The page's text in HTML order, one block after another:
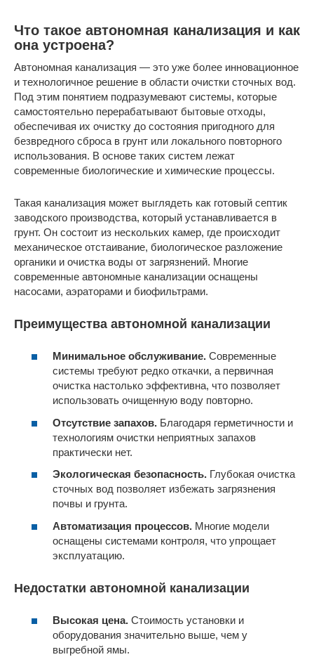
Что такое автономная канализация и как
она устроена?
Автономная канализация — это уже более инновационное
и технологичное решение в области очистки сточных вод.
Под этим понятием подразумевают системы, которые
самостоятельно перерабатывают бытовые отходы,
обеспечивая их очистку до состояния пригодного для
безвредного сброса в грунт или локального повторного
использования. В основе таких систем лежат
современные биологические и химические процессы.
Такая канализация может выглядеть как готовый септик
заводского производства, который устанавливается в
грунт. Он состоит из нескольких камер, где происходит
механическое отстаивание, биологическое разложение
органики и очистка воды от загрязнений. Многие
современные автономные канализации оснащены
насосами, аэраторами и биофильтрами.
Преимущества автономной канализации
Минимальное обслуживание. Современные
системы требуют редко откачки, а первичная
очистка настолько эффективна, что позволяет
использовать очищенную воду повторно.
Отсутствие запахов. Благодаря герметичности и
технологиям очистки неприятных запахов
практически нет.
Экологическая безопасность. Глубокая очистка
сточных вод позволяет избежать загрязнения
почвы и грунта.
Автоматизация процессов. Многие модели
оснащены системами контроля, что упрощает
эксплуатацию.
Недостатки автономной канализации
Высокая цена. Стоимость установки и
оборудования значительно выше, чем у
выгребной ямы.